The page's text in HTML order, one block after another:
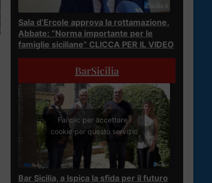
Sala d’Ercole approva la rottamazione,
Abbate: “Norma importante per le
famiglie siciliane” CLICCA PER IL VIDEO
BarSicilia
Fai clic per accettare i
cookie per questo servizio
Bar Sicilia, a Ispica la sfida per il futuro